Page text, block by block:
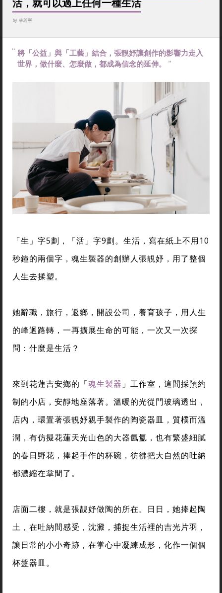
by 林若寧
將「公益」與「工藝」結合，張靚妤讓創作的影響力走入
世界，做什麼、怎麼做，都成為信念的延伸。
「生」字5劃，「活」字9劃。生活，寫在紙上不用10
秒鐘的兩個字，魂生製器的創辦人張靚妤，用了整個
人生去揉塑。
她辭職，旅行，返鄉，開設公司，養育孩子，用人生
的峰迴路轉，一再擴展生命的可能，一次又一次探
問：什麼是生活？
來到花蓮吉安鄉的「魂生製器 」工作室，這間採預約
制的小店，安靜地座落著。溫暖的光從門玻璃透出，
店內，環置著張靚妤親手製作的陶瓷器皿，質樸而溫
潤，有仿擬花蓮天光山色的大器氤氳，也有繁盛細膩
的春日野花，捧起手作的杯碗，彷彿把大自然的吐納
都濃縮在掌間了。
店面二樓，就是張靚妤做陶的所在。日日，她捧起陶
土，在吐納間感受，沈澱，捕捉生活裡的吉光片羽，
讓日常的小小奇跡，在掌心中凝練成形，化作一個個
杯盤器皿。